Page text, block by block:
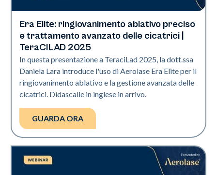
Era Elite
Era Elite: ringiovanimento ablativo preciso
e trattamento avanzato delle cicatrici |
TeraCILAD 2025
In questa presentazione a TeraciLad 2025, la dott.ssa
Daniela Lara introduce l'uso di Aerolase Era Elite per il
ringiovanimento ablativo e la gestione avanzata delle
cicatrici. Didascalie in inglese in arrivo.
GUARDA ORA